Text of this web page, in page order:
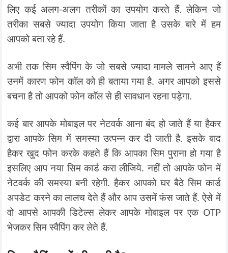
लिए कई अलग-अलग तरीकों का उपयोग करते हैं. लेकिन जो
तरीका सबसे ज्यादा उपयोग किया जाता है उसके बारे में हम
आपको बता रहे हैं.
अभी तक सिम स्वैपिंग के जो सबसे ज्यादा मामले सामने आए हैं
उनमें कारण फोन कॉल को ही बताया गया है. अगर आपको इससे
बचना है तो आपको फोन कॉल से ही सावधान रहना पड़ेगा.
कई बार आपके मोबाइल पर नेटवर्क आना बंद हो जाते हैं या हैकर
द्वारा आपके सिम में समस्या उत्पन्न कर दी जाती है. इसके बाद
हैकर खुद फोन करके कहते हैं कि आपका सिम पुराना हो गया है
इसलिए आप नया सिम कार्ड करा लीजिये. नहीं तो आपके फोन में
नेटवर्क की समस्या बनी रहेगी. हैकर आपको घर बैठे सिम कार्ड
अपडेट करने का लालच देते हैं और आप उसमें फंस जाते हैं. ऐसे में
वो आपसे आपकी डिटेल्स लेकर आपके मोबाइल पर एक OTP
भेजकर सिम स्वैपिंग कर लेते हैं.